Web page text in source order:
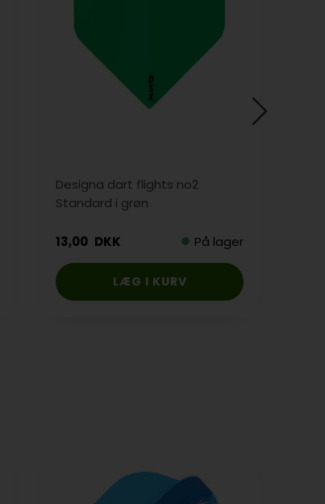
Designa dart flights no2
Standard i grøn
13,00 DKK På lager